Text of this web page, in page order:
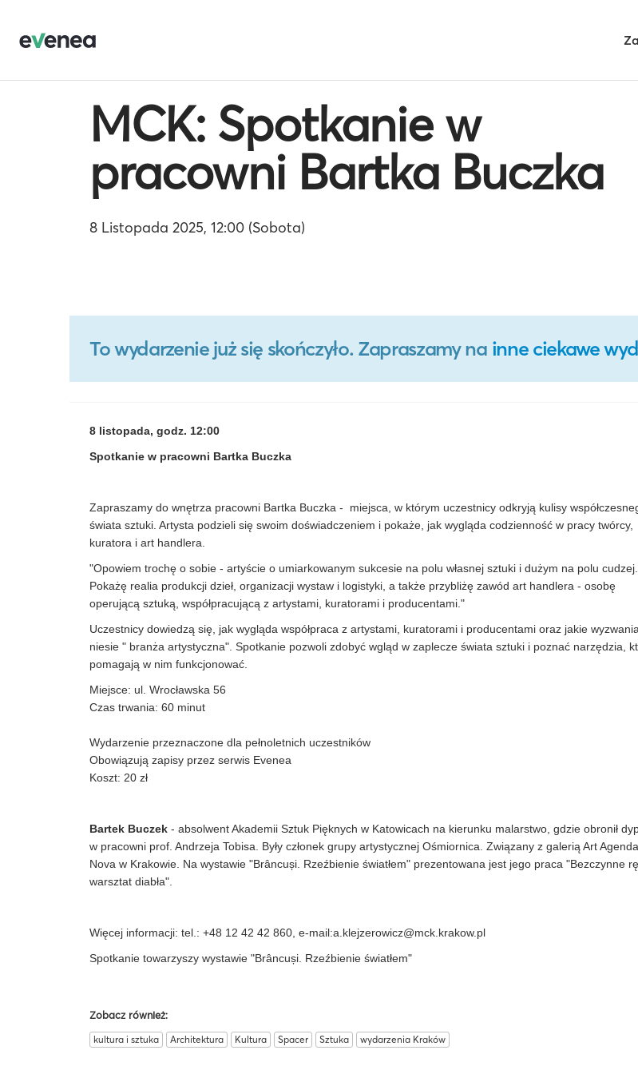
MCK: Spotkanie w
pracowni Bartka Buczka
8 Listopada 2025, 12:00 (Sobota)
To wydarzenie już się skończyło. Zapraszamy na inne ciekawe
8 listopada, godz. 12:00
Spotkanie w pracowni Bartka Buczka
Zapraszamy do wnętrza pracowni Bartka Buczka - miejsca, w którym uczestnicy odkryją kulisy
świata sztuki. Artysta podzieli się swoim doświadczeniem i pokaże, jak wygląda codzienność w pracy twórcy,
kuratora i art handlera.
"Opowiem trochę o sobie - artyście o umiarkowanym sukcesie na polu własnej sztuki i dużym na polu cudzej.
Pokażę realia produkcji dzieł, organizacji wystaw i logistyki, a także przybliżę zawód art handlera - osobę
operującą sztuką, współpracującą z artystami, kuratorami i producentami."
Uczestnicy dowiedzą się, jak wygląda współpraca z artystami, kuratorami i producentami oraz jakie wyzwania
niesie " branża artystyczna". Spotkanie pozwoli zdobyć wgląd w zaplecze świata sztuki i poznać narzędzia,
pomagają w nim funkcjonować.
Miejsce: ul. Wrocławska 56
Czas trwania: 60 minut
Wydarzenie przeznaczone dla pełnoletnich uczestników
Obowiązują zapisy przez serwis Evenea
Koszt: 20 zł
Bartek Buczek - absolwent Akademii Sztuk Pięknych w Katowicach na kierunku malarstwo, gdzie obronił
w pracowni prof. Andrzeja Tobisa. Były członek grupy artystycznej Ośmiornica. Związany z galerią Art Agenda
Nova w Krakowie. Na wystawie "Brâncuși. Rzeźbienie światłem" prezentowana jest jego praca "Bezczynne
warsztat diabła".
Więcej informacji: tel.: +48 12 42 42 860, e-mail:a.klejzerowicz@mck.krakow.pl
Spotkanie towarzyszy wystawie "Brâncuși. Rzeźbienie światłem"
Zobacz również:
kultura i sztuka Architektura Kultura Spacer Sztuka wydarzenia Kraków